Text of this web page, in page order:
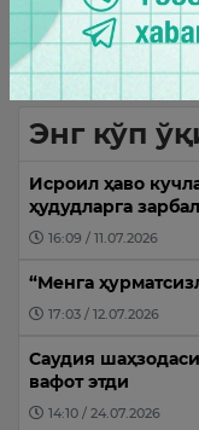
09:25 / 06.08.2026
Энг кўп
Исроил ҳаво
ҳудудларга
16:09 / 11.07.2026
“Менга
17:03 / 12.07.2026
Саудия
вафот этди
14:10 / 24.07.2026